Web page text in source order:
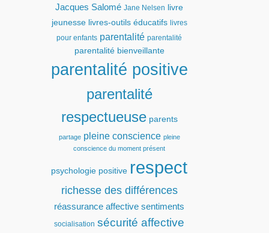
Jacques Salomé Jane Nelsen
livre
jeunesse livres-outils éducatifs livres
pour enfants parentalité parentalité
parentalité bienveillante
parentalité positive
parentalité
respectueuse parents
partage pleine conscience pleine
conscience du moment présent
psychologie positive respect
richesse des différences
réassurance affective sentiments
socialisation sécurité affective